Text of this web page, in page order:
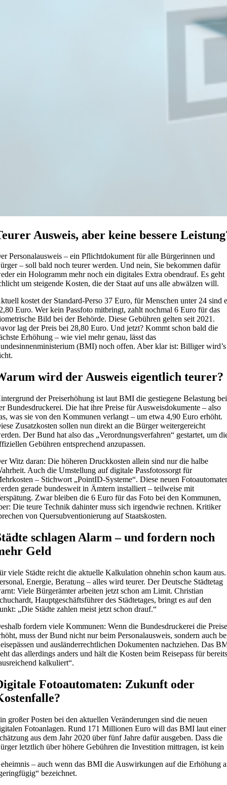
Ausweis, aber keine bessere
Personalausweis – ein Pflichtdokument für alle Bürgerinnen und
– soll bald noch teurer werden. Und nein, Sie bekommen dafür
ein Hologramm mehr noch ein digitales Extra obendrauf. Es geht
um steigende Kosten, die der Staat auf uns alle abwälzen will.
kostet der Standard-Perso 37 Euro, für Menschen unter 24 sind
Euro. Wer kein Passfoto mitbringt, zahlt nochmal 6 Euro für das
Bild bei der Behörde. Diese Gebühren gelten seit 2021.
lag der Preis bei 28,80 Euro. Und jetzt? Kommt schon bald die
Erhöhung – wie viel mehr genau, lässt das
(BMI) noch offen. Aber klar ist: Billiger wird’s
wird der Ausweis eigentlich teurer?
der Preiserhöhung ist laut BMI die gestiegene Belastung bei
Bundesdruckerei. Die hat ihre Preise für Ausweisdokumente – also
was sie von den Kommunen verlangt – um etwa 4,90 Euro erhöht.
Zusatzkosten sollen nun direkt an die Bürger weitergereicht
Der Bund hat also das „Verordnungsverfahren“ gestartet, um
Gebühren entsprechend anzupassen.
Witz daran: Die höheren Druckkosten allein sind nur die halbe
Auch die Umstellung auf digitale Passfotossorgt für
– Stichwort „PointID-Systeme“. Diese neuen
gerade bundesweit in Ämtern installiert – teilweise mit
Zwar bleiben die 6 Euro für das Foto bei den Kommunen,
Die teure Technik dahinter muss sich irgendwie rechnen. Kritiker
von Quersubventionierung auf Staatskosten.
schlagen Alarm – und fordern noch
Geld
viele Städte reicht die aktuelle Kalkulation ohnehin schon kaum aus.
Energie, Beratung – alles wird teurer. Der Deutsche Städtetag
Viele Bürgerämter arbeiten jetzt schon am Limit. Christian
Hauptgeschäftsführer des Städtetages, bringt es auf den
„Die Städte zahlen meist jetzt schon drauf.“
fordern viele Kommunen: Wenn die Bundesdruckerei die
muss der Bund nicht nur beim Personalausweis, sondern auch
und ausländerrechtlichen Dokumenten nachziehen. Das
das allerdings anders und hält die Kosten beim Reisepass für
kalkuliert“.
Fotoautomaten: Zukunft oder
großer Posten bei den aktuellen Veränderungen sind die neuen
Fotoanlagen. Rund 171 Millionen Euro will das BMI laut einer
aus dem Jahr 2020 über fünf Jahre dafür ausgeben. Dass die
letztlich über höhere Gebühren die Investition mittragen, ist kein
– auch wenn das BMI die Auswirkungen auf die Erhöhung
bezeichnet.